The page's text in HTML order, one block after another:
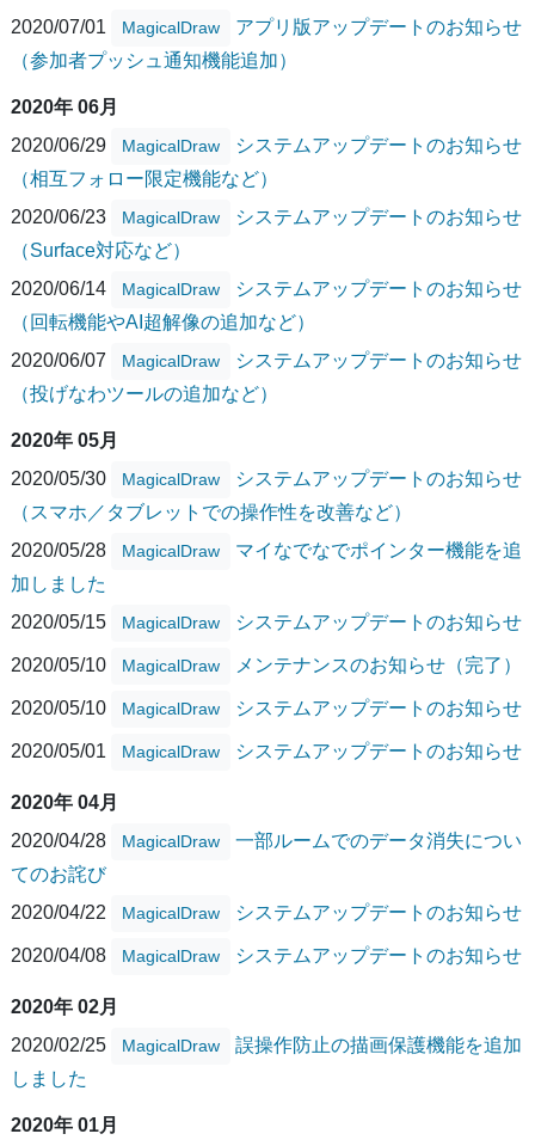
2020/07/01
MagicalDraw
アプリ版アップデートのお知らせ
（参加者プッシュ通知機能追加）
2020年 06月
2020/06/29
MagicalDraw
システムアップデートのお知らせ
（相互フォロー限定機能など）
2020/06/23
MagicalDraw
システムアップデートのお知らせ
（Surface対応など）
2020/06/14
MagicalDraw
システムアップデートのお知らせ
（回転機能やAI超解像の追加など）
2020/06/07
MagicalDraw
システムアップデートのお知らせ
（投げなわツールの追加など）
2020年 05月
2020/05/30
MagicalDraw
システムアップデートのお知らせ
（スマホ／タブレットでの操作性を改善など）
2020/05/28
MagicalDraw
マイなでなでポインター機能を追
加しました
2020/05/15
MagicalDraw システムアップデートのお知らせ
2020/05/10 MagicalDraw メンテナンスのお知らせ（完了）
2020/05/10 MagicalDraw システムアップデートのお知らせ
2020/05/01 MagicalDraw システムアップデートのお知らせ
2020年 04月
2020/04/28
MagicalDraw
一部ルームでのデータ消失につい
てのお詫び
2020/04/22
MagicalDraw システムアップデートのお知らせ
2020/04/08 MagicalDraw システムアップデートのお知らせ
2020年 02月
2020/02/25
MagicalDraw
誤操作防止の描画保護機能を追加
しました
2020年 01月